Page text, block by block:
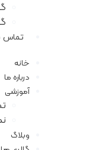
تماس با
خانه
درباره ما
آموزشی
وبلاگ